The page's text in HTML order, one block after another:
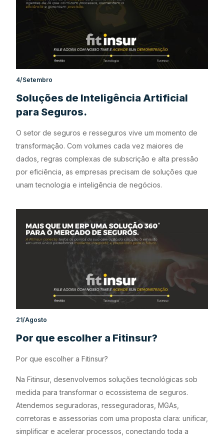
4/Setembro
Soluções de Inteligência Artificial
para Seguros.
O setor de seguros e resseguros vive um momento de
transformação. Com volumes cada vez maiores de
dados, regras complexas de subscrição e alta pressão
por eficiência, as empresas precisam de soluções que
unam tecnologia e inteligência de negócios.
21/Agosto
Por que escolher a Fitinsur?
Por que escolher a Fitinsur?
Na Fitinsur, desenvolvemos soluções tecnológicas sob
medida para transformar o ecossistema de seguros.
Atendemos seguradoras, resseguradoras, MGAs,
corretoras e assessorias com uma proposta clara: unificar,
simplificar e acelerar processos, conectando toda a